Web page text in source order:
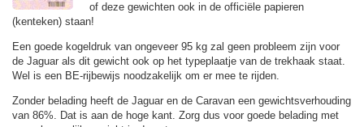
of deze gewichten ook in de officiële papieren
(kenteken) staan!
Een goede kogeldruk van ongeveer 95 kg zal geen probleem zijn voor
de Jaguar als dit gewicht ook op het typeplaatje van de trekhaak staat.
Wel is een BE-rijbewijs noodzakelijk om er mee te rijden.
Zonder belading heeft de Jaguar en de Caravan een gewichtsverhouding
van 86%. Dat is aan de hoge kant. Zorg dus voor goede belading met